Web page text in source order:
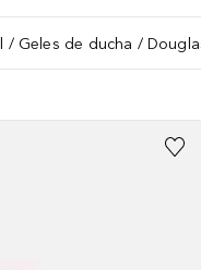
Geles de ducha